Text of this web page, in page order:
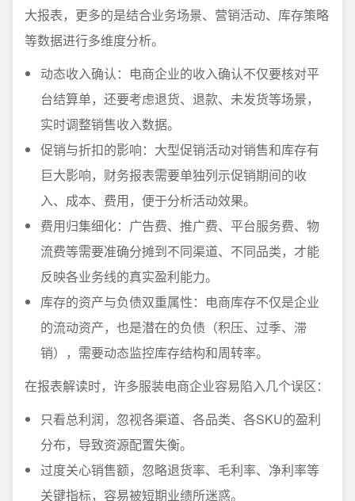
大报表，更多的是结合业务场景、营销活动、库存策略
等数据进行多维度分析。
动态收入确认：电商企业的收入确认不仅要核对平
台结算单，还要考虑退货、退款、未发货等场景，
实时调整销售收入数据。
促销与折扣的影响：大型促销活动对销售和库存有
巨大影响，财务报表需要单独列示促销期间的收
入、成本、费用，便于分析活动效果。
费用归集细化：广告费、推广费、平台服务费、物
流费等需要准确分摊到不同渠道、不同品类，才能
反映各业务线的真实盈利能力。
库存的资产与负债双重属性：电商库存不仅是企业
的流动资产，也是潜在的负债（积压、过季、滞
销），需要动态监控库存结构和周转率。
在报表解读时，许多服装电商企业容易陷入几个误区：
只看总利润，忽视各渠道、各品类、各SKU的盈利
分布，导致资源配置失衡。
过度关心销售额，忽略退货率、毛利率、净利率等
关键指标，容易被短期业绩所迷惑。